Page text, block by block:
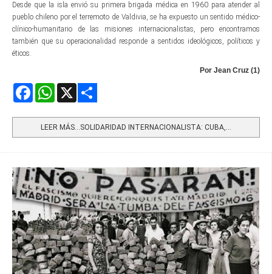
Desde que la isla envió su primera brigada médica en 1960 para atender al
pueblo chileno por el terremoto de Valdivia, se ha expuesto un sentido médico-
clínico-humanitario de las misiones internacionalistas, pero encontramos
también que su operacionalidad responde a sentidos ideológicos, políticos y
éticos.
Por Jean Cruz (1)
FacebookWhatsApp
LEER MÁS…SOLIDARIDAD INTERNACIONALISTA: CUBA,...